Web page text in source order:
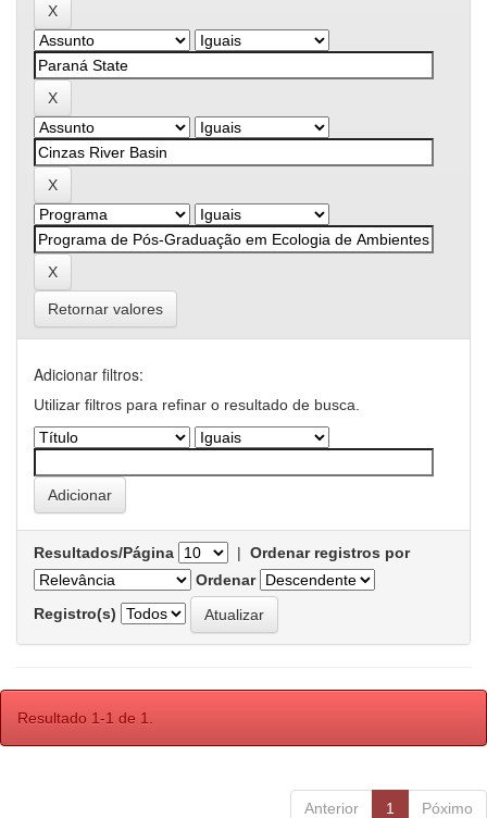
Retornar valores
Adicionar filtros:
Utilizar filtros para refinar o resultado de busca.
Resultados/Página | Ordenar registros por
Ordenar
Registro(s)
Resultado 1-1 de 1.
Anterior 1 Póximo